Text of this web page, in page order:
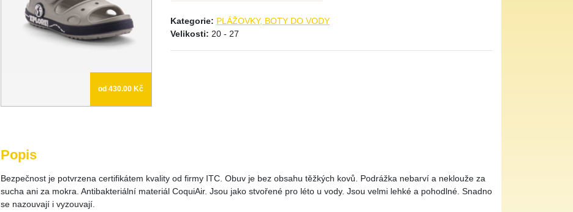
od 430.00 Kč
Kategorie: PLÁŽOVKY, BOTY DO VODY
Velikosti: 20 - 27
Popis
Bezpečnost je potvrzena certifikátem kvality od firmy ITC. Obuv je bez obsahu těžkých kovů. Podrážka nebarví a neklouže za
sucha ani za mokra. Antibakteriální materiál CoquiAir. Jsou jako stvořené pro léto u vody. Jsou velmi lehké a pohodlné. Snadno
se nazouvají i vyzouvají.